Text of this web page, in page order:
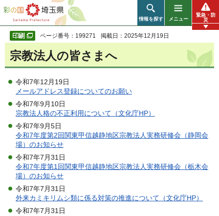
彩の国 埼玉県
情報を探す メニュー
緊急・防
災
ページ番号：199271 掲載日：2025年12月19日
宗教法人の皆さまへ
令和7年12月19日
メールアドレス登録についてのお願い
令和7年9月10日
宗教法人格の不正利用について（文化庁HP）
令和7年9月5日
令和7年度第2回関東甲信越静地区宗教法人実務研修会（静岡会
場）のお知らせ
令和7年7月31日
令和7年度第1回関東甲信越静地区宗教法人実務研修会（栃木会
場）のお知らせ
令和7年7月31日
外来カミキリムシ類に係る対策の推進について（文化庁HP）
令和7年7月31日